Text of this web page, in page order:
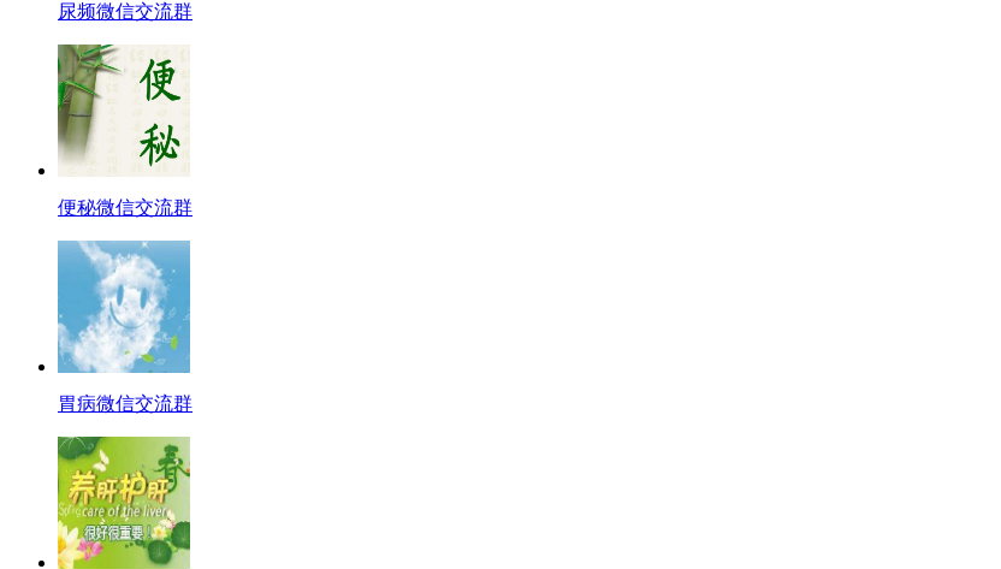
尿频微信交流群
便秘微信交流群
胃病微信交流群